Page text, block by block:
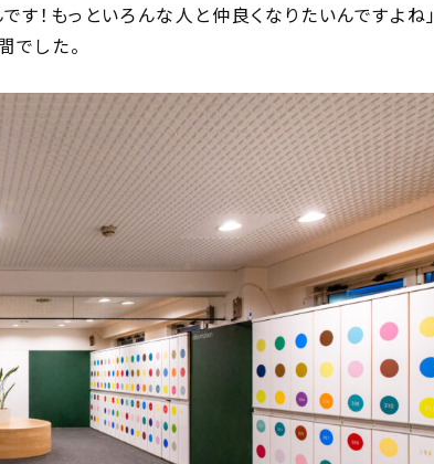
す！もっといろんな人と仲良くなりたいんですよね」
でした。